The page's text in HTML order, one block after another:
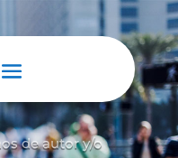
de autor y/o